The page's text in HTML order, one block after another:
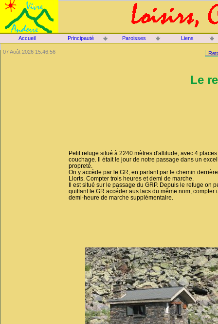
Le
Petit refuge situé à 2240 mètres d'altitude, avec 4
couchage. Il était le jour de notre passage dans un
propreté.
On y accède par le GR, en partant par le chemin
Llorts. Compter trois heures et demi de marche.
Il est situé sur le passage du GRP. Depuis le refuge on
quittant le GR accéder aus lacs du même nom, compter
demi-heure de marche supplémentaire.
07 Août 2026 15:46:56
Accueil Principauté Paroisses Liens